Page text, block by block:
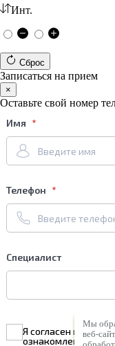
Мы
веб-
Инт.
Сброс
Записаться на прием
×
Оставьте свой номер
Имя
Телефон
Специалист
Я согласен на
ознакомлен с